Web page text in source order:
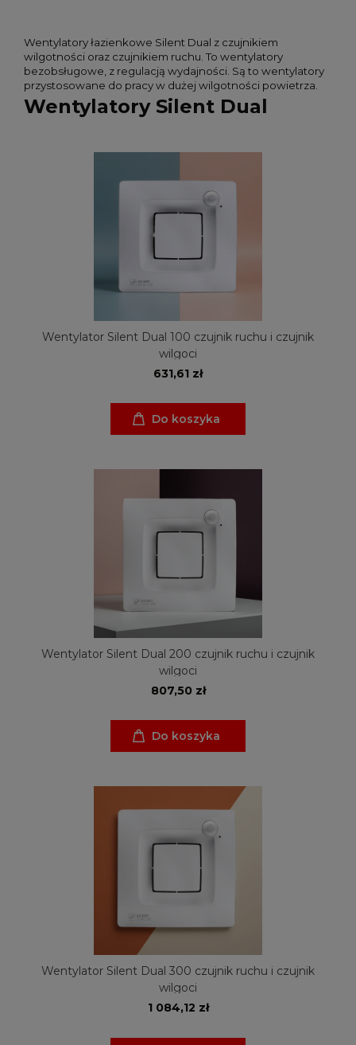
Wentylatory łazienkowe Silent Dual z czujnikiem
wilgotności oraz czujnikiem ruchu. To wentylatory
bezobsługowe, z regulacją wydajności. Są to wentylatory
przystosowane do pracy w dużej wilgotności powietrza.
Wentylatory Silent Dual
Wentylator Silent Dual 100 czujnik ruchu i czujnik
wilgoci
631,61 zł
Do koszyka
Wentylator Silent Dual 200 czujnik ruchu i czujnik
wilgoci
807,50 zł
Do koszyka
Wentylator Silent Dual 300 czujnik ruchu i czujnik
wilgoci
1 084,12 zł